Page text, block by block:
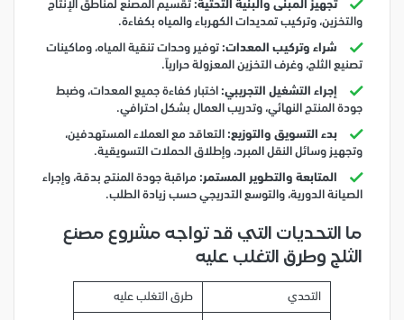
تجهيز المبنى والبنية التحتية: تقسيم المصنع لمناطق الإنتاج
والتخزين، وتركيب تمديدات الكهرباء والمياه بكفاءة.
شراء وتركيب المعدات: توفير وحدات تنقية المياه، وماكينات
تصنيع الثلج، وغرف التخزين المعزولة حرارياً.
إجراء التشغيل التجريبي: اختبار كفاءة جميع المعدات، وضبط
جودة المنتج النهائي، وتدريب العمال بشكل احترافي.
بدء التسويق والتوزيع: التعاقد مع العملاء المستهدفين،
وتجهيز وسائل النقل المبرد، وإطلاق الحملات التسويقية.
المتابعة والتطوير المستمر: مراقبة جودة المنتج بدقة، وإجراء
الصيانة الدورية، والتوسع التدريجي حسب زيادة الطلب.
ما التحديات التي قد تواجه مشروع مصنع
الثلج وطرق التغلب عليه
التحدي طرق التغلب عليه